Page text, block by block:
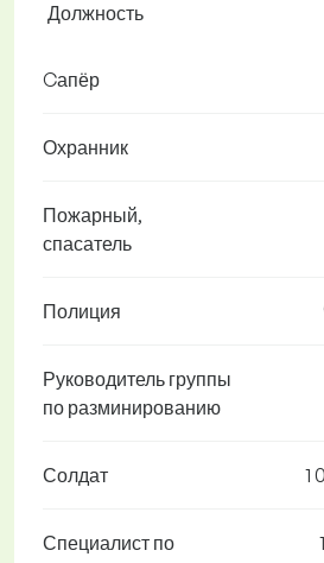
Должность
Cапёр
Охранник
Пожарный,
спасатель
Полиция
Руководитель группы
по разминированию
Солдат 1
Специалист по